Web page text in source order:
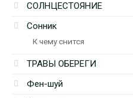
СОЛНЦЕСТОЯНИЕ
Сонник
К чему снится
ТРАВЫ ОБЕРЕГИ
Фен-шуй